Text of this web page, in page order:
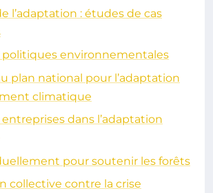
l’adaptation : études de cas
politiques environnementales
plan national pour l’adaptation
climatique
entreprises dans l’adaptation
pour soutenir les forêts
collective contre la crise